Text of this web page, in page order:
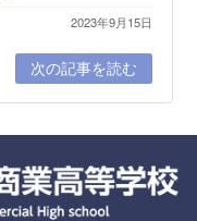
2023年9月15日
次の記事を読む